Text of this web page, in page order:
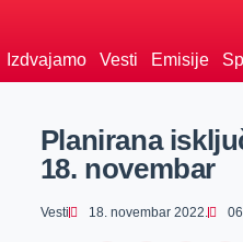
Izdvajamo Vesti Emisije
Planirana
18. novembar
Vesti 18. novembar 2022.